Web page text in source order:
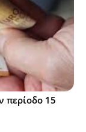
περίοδο 15